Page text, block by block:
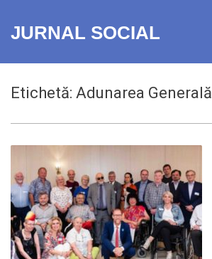
JURNAL SOCIAL
Etichetă: Adunarea Generală